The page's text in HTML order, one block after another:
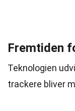
Fremtiden
Teknologien
trackere bliver